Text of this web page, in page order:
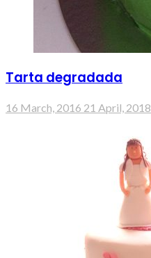
Tarta degradada
16 March, 2016 21 April, 2018